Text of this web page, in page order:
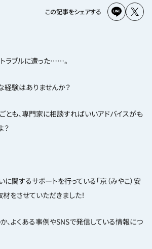
この記事をシェアする
ラブルに遭った……。
経験はありませんか？
とも、専門家に相談すればいいアドバイスがも
？
関するサポートを行っている「京（みやこ）安
をさせていただきました！
、よくある事例やSNSで発信している情報につ